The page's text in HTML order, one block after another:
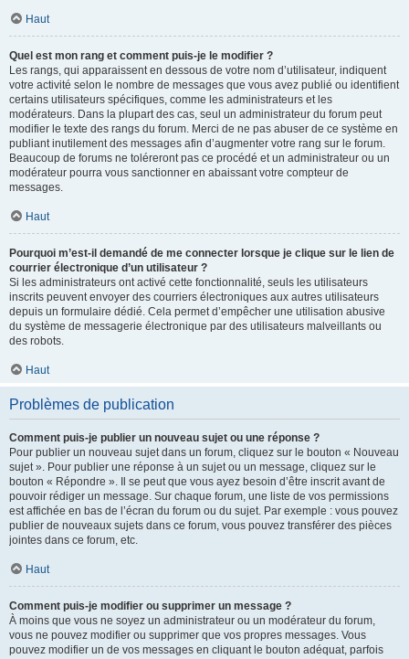
Haut
Quel est mon rang et comment puis-je le modifier ?
Les rangs, qui apparaissent en dessous de votre nom d’utilisateur, indiquent
votre activité selon le nombre de messages que vous avez publié ou identifient
certains utilisateurs spécifiques, comme les administrateurs et les
modérateurs. Dans la plupart des cas, seul un administrateur du forum peut
modifier le texte des rangs du forum. Merci de ne pas abuser de ce système en
publiant inutilement des messages afin d’augmenter votre rang sur le forum.
Beaucoup de forums ne toléreront pas ce procédé et un administrateur ou un
modérateur pourra vous sanctionner en abaissant votre compteur de
messages.
Haut
Pourquoi m’est-il demandé de me connecter lorsque je clique sur le lien de
courrier électronique d’un utilisateur ?
Si les administrateurs ont activé cette fonctionnalité, seuls les utilisateurs
inscrits peuvent envoyer des courriers électroniques aux autres utilisateurs
depuis un formulaire dédié. Cela permet d’empêcher une utilisation abusive
du système de messagerie électronique par des utilisateurs malveillants ou
des robots.
Haut
Problèmes de publication
Comment puis-je publier un nouveau sujet ou une réponse ?
Pour publier un nouveau sujet dans un forum, cliquez sur le bouton « Nouveau
sujet ». Pour publier une réponse à un sujet ou un message, cliquez sur le
bouton « Répondre ». Il se peut que vous ayez besoin d’être inscrit avant de
pouvoir rédiger un message. Sur chaque forum, une liste de vos permissions
est affichée en bas de l’écran du forum ou du sujet. Par exemple : vous pouvez
publier de nouveaux sujets dans ce forum, vous pouvez transférer des pièces
jointes dans ce forum, etc.
Haut
Comment puis-je modifier ou supprimer un message ?
À moins que vous ne soyez un administrateur ou un modérateur du forum,
vous ne pouvez modifier ou supprimer que vos propres messages. Vous
pouvez modifier un de vos messages en cliquant le bouton adéquat, parfois